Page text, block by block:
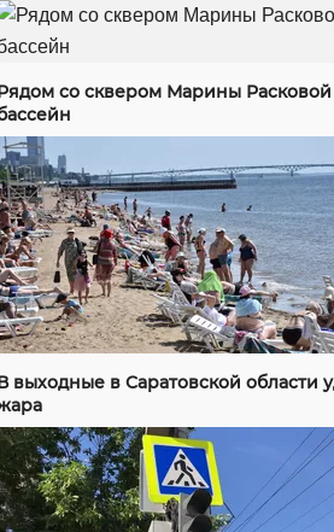
со сквером Марины Расковой
выходные в Саратовской области